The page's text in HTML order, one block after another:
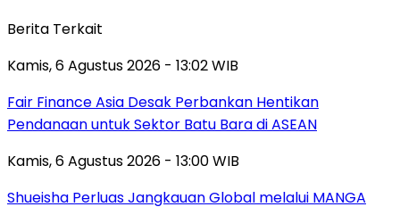
Berita Terkait
Kamis, 6 Agustus 2026 - 13:02 WIB
Fair Finance Asia Desak Perbankan Hentikan
Pendanaan untuk Sektor Batu Bara di ASEAN
Kamis, 6 Agustus 2026 - 13:00 WIB
Shueisha Perluas Jangkauan Global melalui MANGA